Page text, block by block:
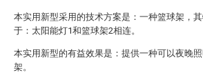
本实用新型采用的技术方案是：一种篮球架，
于：太阳能灯1和篮球架2相连。
本实用新型的有益效果是：提供一种可以夜晚
架。